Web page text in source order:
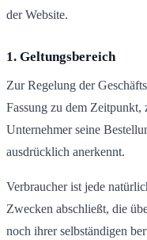
der Website.
1. Geltungsbereich
Zur Regelung der
Fassung zu dem Zeitpunkt,
Unternehmer seine
ausdrücklich anerkennt.
Verbraucher ist jede
Zwecken abschließt, die
noch ihrer selbständigen